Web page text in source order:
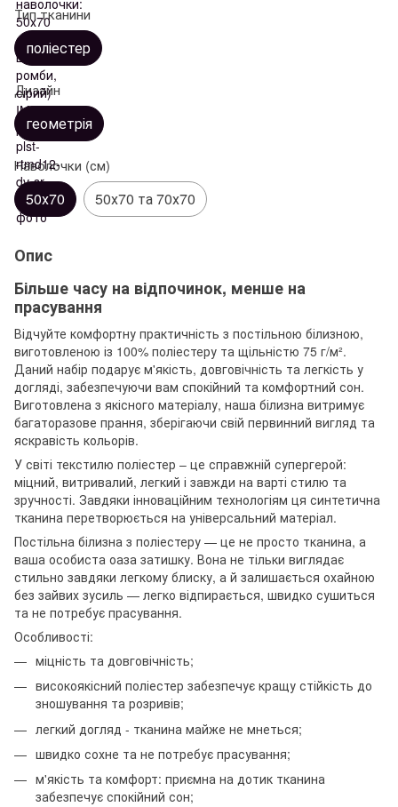
Тип тканини
поліестер
Дизайн
геометрія
Наволочки (см)
50х70 50х70 та 70х70
Опис
Більше часу на відпочинок, менше на
прасування
Відчуйте комфортну практичність з постільною білизною,
виготовленою із 100% поліестеру та щільністю 75 г/м².
Даний набір подарує м'якість, довговічність та легкість у
догляді, забезпечуючи вам спокійний та комфортний сон.
Виготовлена з якісного матеріалу, наша білизна витримує
багаторазове прання, зберігаючи свій первинний вигляд та
яскравість кольорів.
У світі текстилю поліестер – це справжній супергерой:
міцний, витривалий, легкий і завжди на варті стилю та
зручності. Завдяки інноваційним технологіям ця синтетична
тканина перетворюється на універсальний матеріал.
Постільна білизна з поліестеру — це не просто тканина, а
ваша особиста оаза затишку. Вона не тільки виглядає
стильно завдяки легкому блиску, а й залишається охайною
без зайвих зусиль — легко відпирається, швидко сушиться
та не потребує прасування.
Особливості:
міцність та довговічність;
високоякісний поліестер забезпечує кращу стійкість до
зношування та розривів;
легкий догляд - тканина майже не мнеться;
швидко сохне та не потребує прасування;
м'якість та комфорт: приємна на дотик тканина
забезпечує спокійний сон;